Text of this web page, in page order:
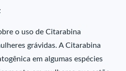
o uso de Citarabina
grávidas. A Citarabina
em algumas espécies